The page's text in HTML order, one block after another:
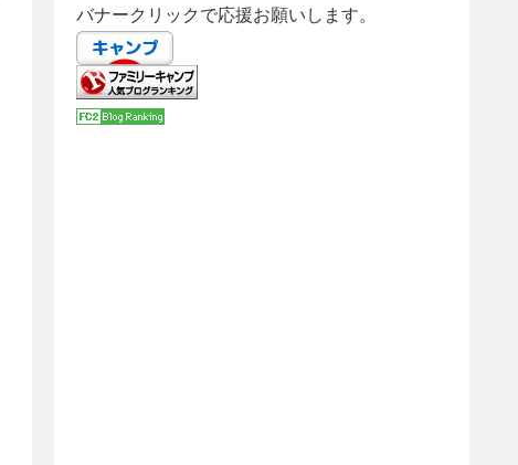
バナークリックで応援お願いします。